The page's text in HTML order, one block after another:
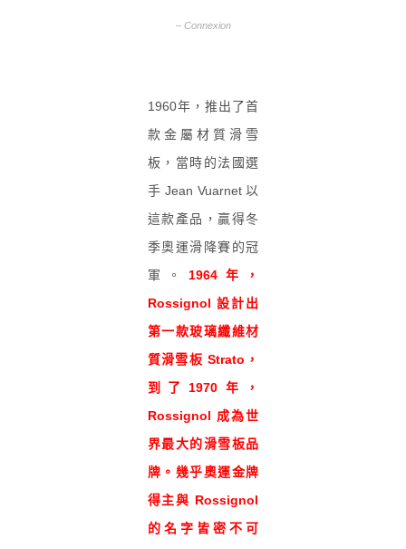
– Connexion
1960年，推出了首
款金屬材質滑雪
板，當時的法國選
手 Jean Vuarnet 以
這款產品，贏得冬
季奧運滑降賽的冠
軍。 1964年，
Rossignol 設計出
第一款玻璃纖維材
質滑雪板 Strato，
到了1970年，
Rossignol 成為世
界最大的滑雪板品
牌。幾乎奧運金牌
得主與 Rossignol
的名字皆密不可